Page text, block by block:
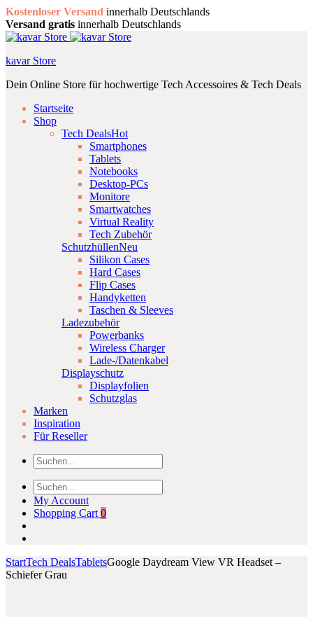
Kostenloser Versand innerhalb Deutschlands
Versand gratis innerhalb Deutschlands
kavar Store
Dein Online Store für hochwertige Tech Accessoires & Tech Deals
Startseite
Shop
Tech DealsHot
Smartphones
Tablets
Notebooks
Desktop-PCs
Monitore
Smartwatches
Virtual Reality
Tech Zubehör
SchutzhüllenNeu
Silikon Cases
Hard Cases
Flip Cases
Handyketten
Taschen & Sleeves
Ladezubehör
Powerbanks
Wireless Charger
Lade-/Datenkabel
Displayschutz
Displayfolien
Schutzglas
Marken
Inspiration
Für Reseller
My Account
Shopping Cart 0
StartTech DealsTabletsGoogle Daydream View VR Headset –
Schiefer Grau